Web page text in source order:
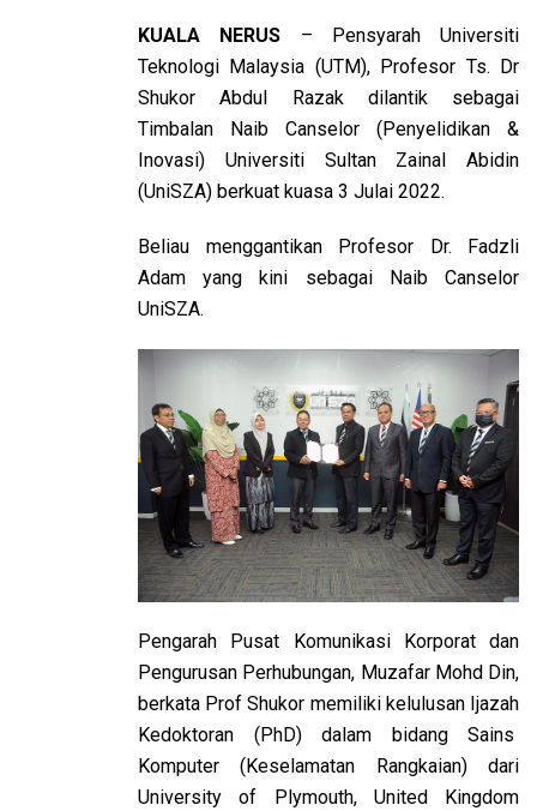
KUALA NERUS – Pensyarah Universiti
Teknologi Malaysia (UTM), Profesor Ts. Dr
Shukor Abdul Razak dilantik sebagai
Timbalan Naib Canselor (Penyelidikan &
Inovasi) Universiti Sultan Zainal Abidin
(UniSZA) berkuat kuasa 3 Julai 2022.
Beliau menggantikan Profesor Dr. Fadzli
Adam yang kini sebagai Naib Canselor
UniSZA.
Pengarah Pusat Komunikasi Korporat dan
Pengurusan Perhubungan, Muzafar Mohd Din,
berkata Prof Shukor memiliki kelulusan Ijazah
Kedoktoran (PhD) dalam bidang Sains
Komputer (Keselamatan Rangkaian) dari
University of Plymouth, United Kingdom